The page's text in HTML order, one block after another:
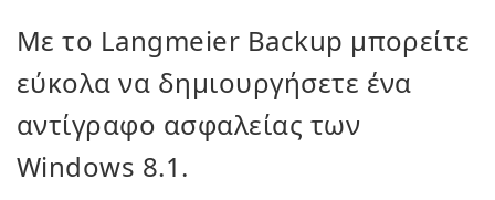
Με το Langmeier Backup μπορείτε
εύκολα να δημιουργήσετε ένα
αντίγραφο ασφαλείας των
Windows 8.1.